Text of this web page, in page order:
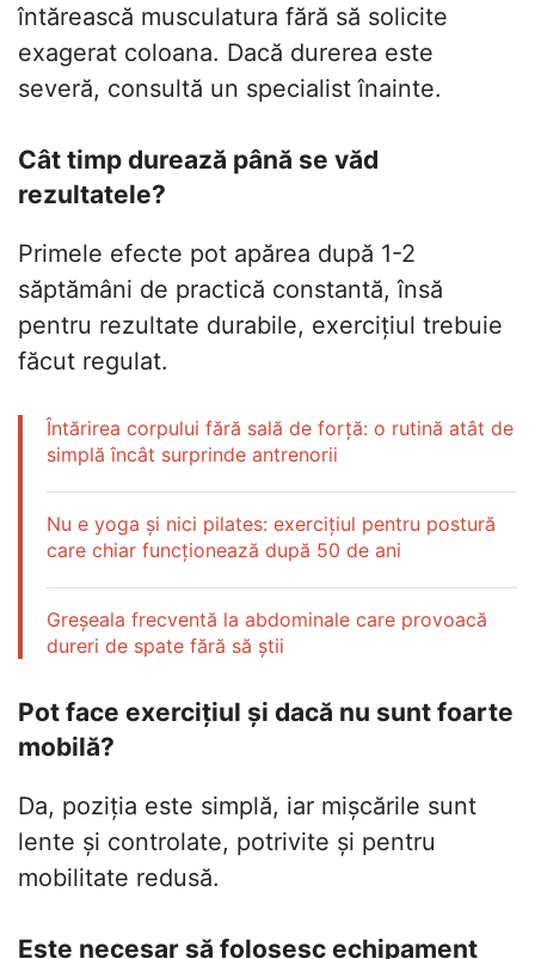
întărească musculatura fără să solicite
exagerat coloana. Dacă durerea este
severă, consultă un specialist înainte.
Cât timp durează până se văd
rezultatele?
Primele efecte pot apărea după 1-2
săptămâni de practică constantă, însă
pentru rezultate durabile, exercițiul trebuie
făcut regulat.
Întărirea corpului fără sală de forță: o rutină atât de
simplă încât surprinde antrenorii
Nu e yoga și nici pilates: exercițiul pentru postură
care chiar funcționează după 50 de ani
Greșeala frecventă la abdominale care provoacă
dureri de spate fără să știi
Pot face exercițiul și dacă nu sunt foarte
mobilă?
Da, poziția este simplă, iar mișcările sunt
lente și controlate, potrivite și pentru
mobilitate redusă.
Este necesar să folosesc echipament